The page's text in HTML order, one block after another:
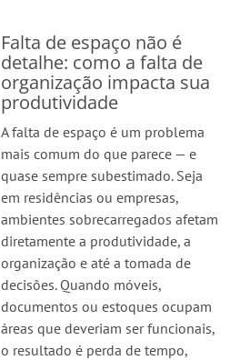
Falta de espaço não é
detalhe: como a falta de
organização impacta sua
produtividade
A falta de espaço é um problema
mais comum do que parece — e
quase sempre subestimado. Seja
em residências ou empresas,
ambientes sobrecarregados afetam
diretamente a produtividade, a
organização e até a tomada de
decisões. Quando móveis,
documentos ou estoques ocupam
áreas que deveriam ser funcionais,
o resultado é perda de tempo,